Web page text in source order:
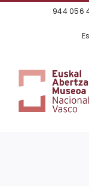
944 056